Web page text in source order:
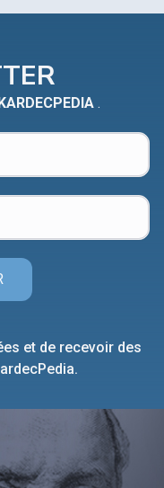
.
et de recevoir des